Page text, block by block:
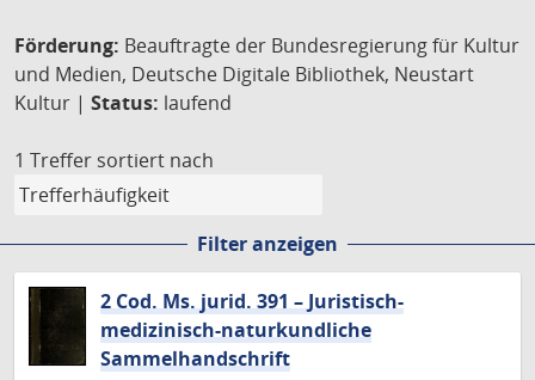
Förderung: Beauftragte der Bundesregierung für Kultur
und Medien, Deutsche Digitale Bibliothek, Neustart
Kultur | Status: laufend
1 Treffer sortiert nach
Filter anzeigen
2 Cod. Ms. jurid. 391 – Juristisch-
medizinisch-naturkundliche
Sammelhandschrift